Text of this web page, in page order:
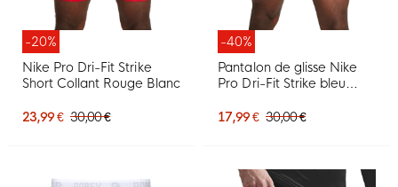
-20%
Nike Pro Dri-Fit Strike
Short Collant Rouge Blanc
23,99 € 30,00 €
-40%
Pantalon de glisse Nike
Pro Dri-Fit Strike bleu
17,99 € 30,00 €